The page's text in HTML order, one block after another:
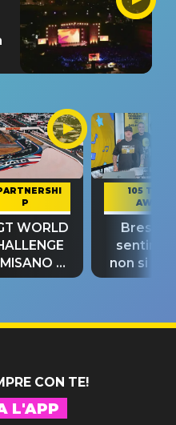
P
WORLD
si
105 TAKE
AWAY
Bresh:
non si
fino alla
CON TE!
L'APP